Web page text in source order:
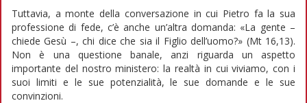
Tuttavia, a monte della conversazione in cui Pietro fa la sua
professione di fede, c’è anche un’altra domanda: «La gente –
chiede Gesù –, chi dice che sia il Figlio dell’uomo?» (Mt 16,13).
Non è una questione banale, anzi riguarda un aspetto
importante del nostro ministero: la realtà in cui viviamo, con i
suoi limiti e le sue potenzialità, le sue domande e le sue
convinzioni.